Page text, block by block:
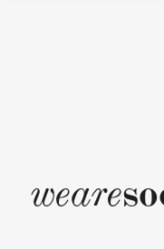
weare